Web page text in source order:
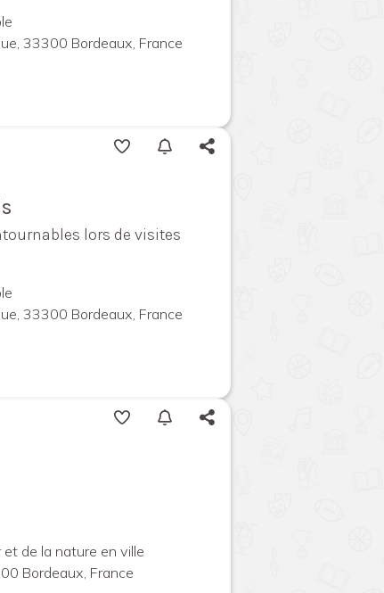
33300 Bordeaux, France
lors de visites
33300 Bordeaux, France
et de la nature en ville
Bordeaux, France